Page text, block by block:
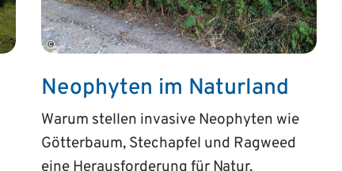
©
Neophyten im Naturland
Warum stellen invasive Neophyten wie
Götterbaum, Stechapfel und Ragweed
eine Herausforderung für Natur,